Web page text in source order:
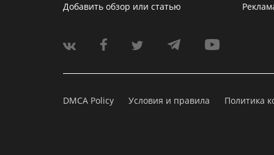
Добавить обзор или статью
DMCA Policy Условия и правила
Политика